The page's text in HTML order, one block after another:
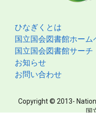
ひなぎくとは
国立国会図書館ホーム
国立国会図書館サーチ
お知らせ
お問い合わせ
Copyright © 2013-